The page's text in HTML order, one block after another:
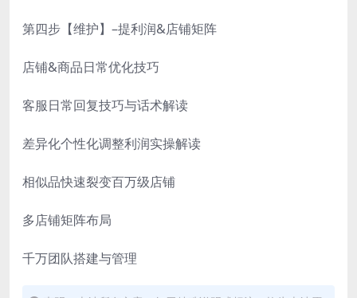
第四步【维护】–提利润&店铺矩阵
店铺&商品日常优化技巧
客服日常回复技巧与话术解读
差异化个性化调整利润实操解读
相似品快速裂变百万级店铺
多店铺矩阵布局
千万团队搭建与管理